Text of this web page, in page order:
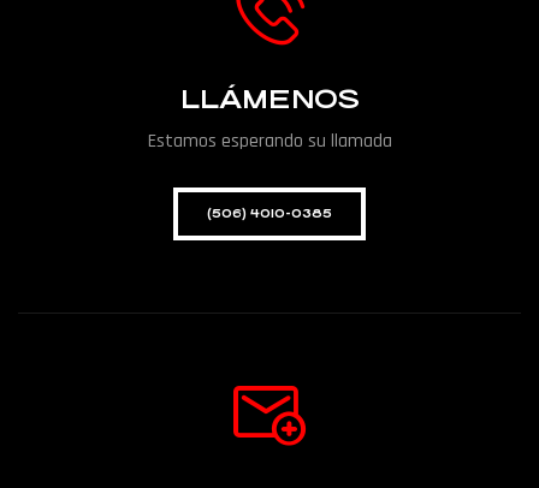
LLÁMENOS
Estamos esperando su llamada
(506) 4010-0385